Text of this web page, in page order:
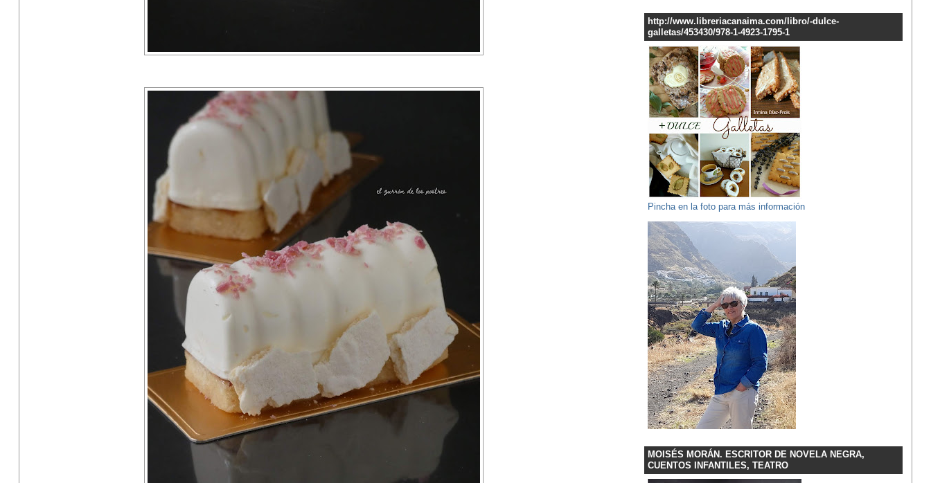
http://www.libreriacanaima.com/libro/-dulce-
galletas/453430/978-1-4923-1795-1
Pincha en la foto para más información
MOISÉS MORÁN. ESCRITOR DE NOVELA NEGRA,
CUENTOS INFANTILES, TEATRO